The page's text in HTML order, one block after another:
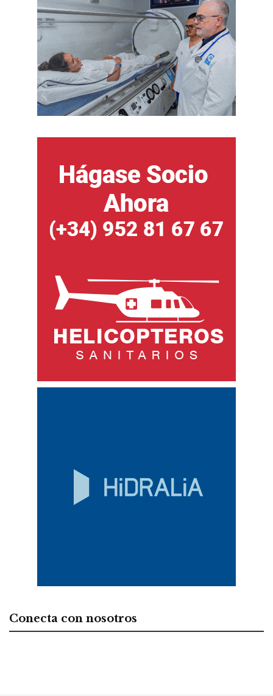
Conecta con nosotros